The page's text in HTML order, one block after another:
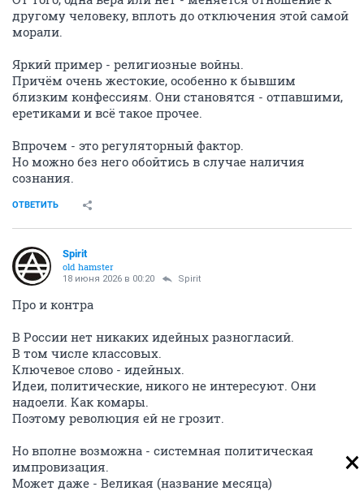
другому человеку, вплоть до отключения этой самой
морали.
Яркий пример - религиозные войны.
Причём очень жестокие, особенно к бывшим
близким конфессиям. Они становятся - отпавшими,
еретиками и всё такое прочее.
Впрочем - это регуляторный фактор.
Но можно без него обойтись в случае наличия
сознания.
ОТВЕТИТЬ
Spirit
old hamster
18 июня 2026 в 00:20 Spirit
Про и контра
В России нет никаких идейных разногласий.
В том числе классовых.
Ключевое слово - идейных.
Идеи, политические, никого не интересуют. Они
надоели. Как комары.
Поэтому революция ей не грозит.
Но вполне возможна - системная политическая
импровизация.
Может даже - Великая (название месяца)